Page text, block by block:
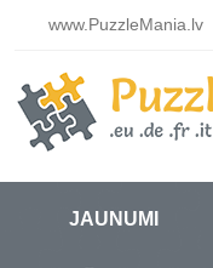
www.PuzzleMania.lv
JAUNUMI